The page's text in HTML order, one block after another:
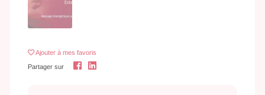
Ajouter à mes favoris
Partager sur